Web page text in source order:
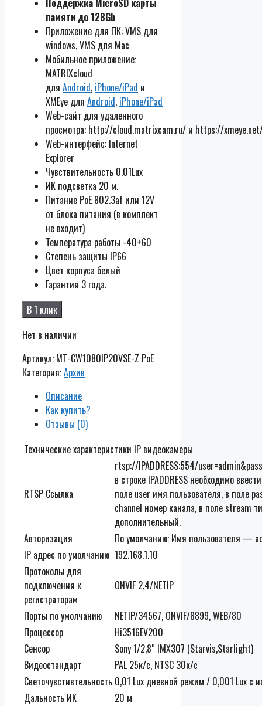
Поддержка MicroSD карты
памяти до 128Gb
Приложение для ПК: VMS для
windows, VMS для Mac
Мобильное приложение:
MATRIXcloud
для Android, iPhone/iPad и
XMEye для Android, iPhone/iPad
Web-сайт для удаленного
просмотра: http://cloud.matrixcam.ru/ и https://
Web-интерфейс: Internet
Explorer
Чувствительность 0.01Lux
ИК подсветка 20 м.
Питание PoE 802.3af или 12V
от блока питания (в комплект
не входит)
Температура работы -40+60
Cтепень защиты IP66
Цвет корпуса белый
Гарантия 3 года.
В 1 клик
Нет в наличии
Артикул: MT-CW1080IP20VSE-Z PoE
Категория:Архив
Описание
Как купить?
Отзывы (0)
Технические характеристики IP видеокамеры
RTSP Ссылка
rtsp://IPADDRESS:554/
в строке IPADDRESS необходимо
поле user имя пользователя, в поле
channel номер канала, в поле stream
дополнительный.
Авторизация
По умолчанию: Имя пользователя —
IP адрес по умолчанию 192.168.1.10
Протоколы для
подключения к
регистраторам
ONVIF 2,4/NETIP
Порты по умолчанию
NETIP/34567, ONVIF/8899, WEB/80
Процессор
Hi3516EV200
Сенсор
Sony 1/2,8″ IMX307 (Starvis,Starlight)
Видеостандарт
PAL 25к/c, NTSC 30к/c
Светочувстивтельность 0,01 Lux дневной режим / 0,001 Lux с
Дальность ИК
20 м